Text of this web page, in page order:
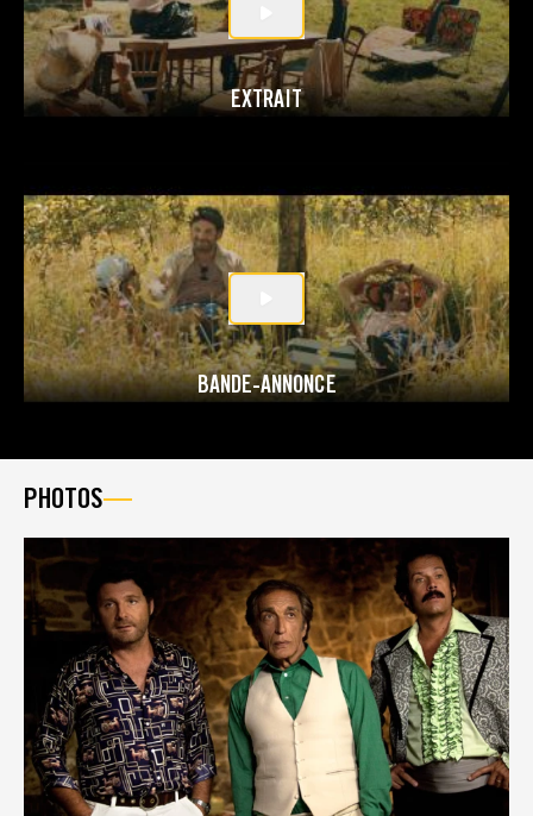
EXTRAIT
BANDE-ANNONCE
PHOTOS